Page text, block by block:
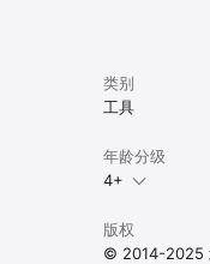
类别
工具
年龄分级
4+
版权
© 2014-2025